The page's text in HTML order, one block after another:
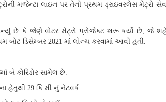
મજેન્ટા લાઇન પર તેની પ્રથમ ડ્રાઇવરલેસ મેટ્રો
છે કે જેણે વોટર મેટ્રો પ્રોજેક્ટ શરૂ કર્યો છે, જે
બોટ ડિસેમ્બર 2021 માં લોન્ચ કરવામાં આવી હતી.
બે કોરિડોર સામેલ છે.
હેતુથી 29 કિ.મી.નું નેટવર્ક.